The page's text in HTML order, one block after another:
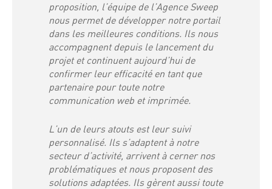
proposition, l’équipe de l’Agence Sweep
nous permet de développer notre portail
dans les meilleures conditions. Ils nous
accompagnent depuis le lancement du
projet et continuent aujourd’hui de
confirmer leur efficacité en tant que
partenaire pour toute notre
communication web et imprimée.
L’un de leurs atouts est leur suivi
personnalisé. Ils s’adaptent à notre
secteur d’activité, arrivent à cerner nos
problématiques et nous proposent des
solutions adaptées. Ils gèrent aussi toute